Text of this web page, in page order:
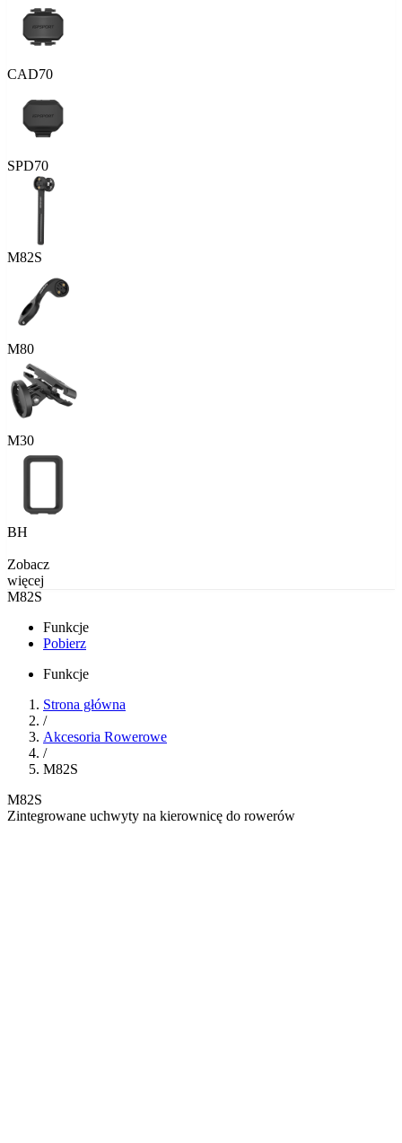
CAD70
SPD70
M82S
M80
M30
BH
Zobacz
więcej
M82S
Funkcje
Pobierz
Funkcje
Strona główna
/
Akcesoria Rowerowe
/
M82S
M82S
Zintegrowane uchwyty na kierownicę do rowerów